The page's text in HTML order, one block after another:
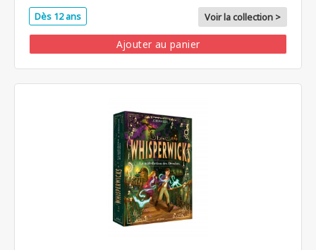
Dès 12 ans Voir la collection >
Ajouter au panier